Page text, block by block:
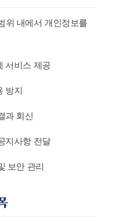
위 내에서 개인정보를
서비스 제공
방지
과 회신
지사항 전달
보안 관리